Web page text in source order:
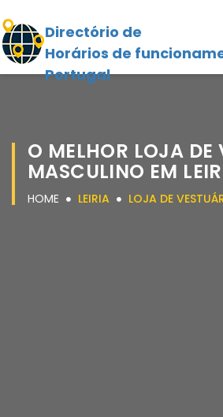
Directório de
Horários de
Portugal
O MELHOR LOJA DE
MASCULINO EM
HOME LEIRIA LOJA DE